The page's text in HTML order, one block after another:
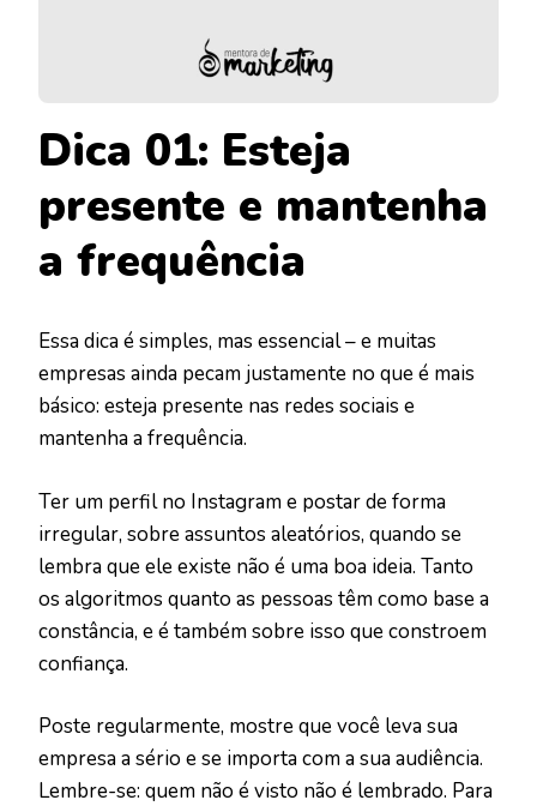
Dica 01: Esteja
presente e mantenha
a frequência
Essa dica é simples, mas essencial – e muitas
empresas ainda pecam justamente no que é mais
básico: esteja presente nas redes sociais e
mantenha a frequência.
Ter um perfil no Instagram e postar de forma
irregular, sobre assuntos aleatórios, quando se
lembra que ele existe não é uma boa ideia. Tanto
os algoritmos quanto as pessoas têm como base a
constância, e é também sobre isso que constroem
confiança.
Poste regularmente, mostre que você leva sua
empresa a sério e se importa com a sua audiência.
Lembre-se: quem não é visto não é lembrado. Para